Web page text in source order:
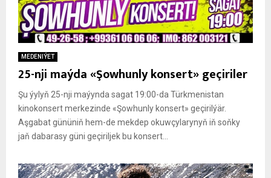
MEDENIÝET
25-nji maýda «Şowhunly konsert» geçiriler
Şu ýylyň 25-nji maýynda sagat 19:00-da Türkmenistan
kinokonsert merkezinde «Şowhunly konsert» geçirilýär.
Aşgabat gününiň hem-de mekdep okuwçylarynyň iň soňky
jaň dabarasy güni geçiriljek bu konsert...